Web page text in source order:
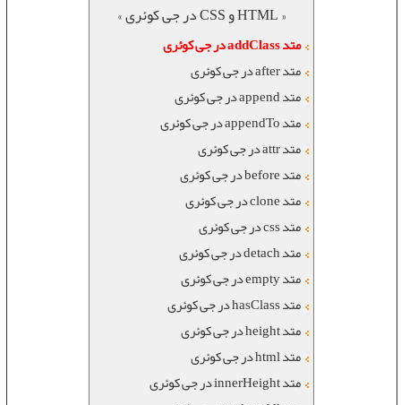
« HTML و CSS در جی کوئری »
متد addClass در جی کوئری
متد after در جی کوئری
متد append در جی کوئری
متد appendTo در جی کوئری
متد attr در جی کوئری
متد before در جی کوئری
متد clone در جی کوئری
متد css در جی کوئری
متد detach در جی کوئری
متد empty در جی کوئری
متد hasClass در جی کوئری
متد height در جی کوئری
متد html در جی کوئری
متد innerHeight در جی کوئری